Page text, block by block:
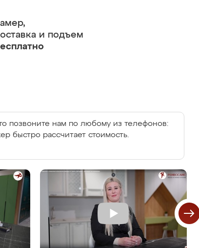
и подъем
позвоните нам по любому из телефонов:
быстро рассчитает стоимость.